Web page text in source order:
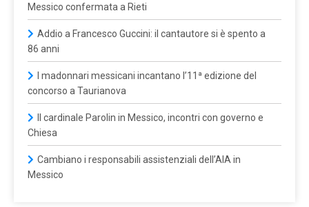
Messico confermata a Rieti
Addio a Francesco Guccini: il cantautore si è spento a
86 anni
I madonnari messicani incantano l’11ª edizione del
concorso a Taurianova
Il cardinale Parolin in Messico, incontri con governo e
Chiesa
Cambiano i responsabili assistenziali dell’AIA in
Messico